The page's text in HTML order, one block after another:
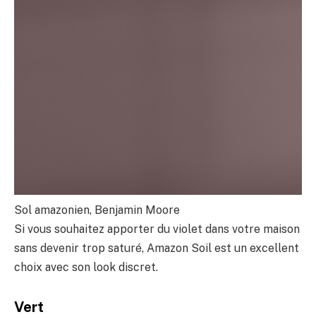
Sol amazonien, Benjamin Moore
Si vous souhaitez apporter du violet dans votre maison
sans devenir trop saturé, Amazon Soil est un excellent
choix avec son look discret.
Vert